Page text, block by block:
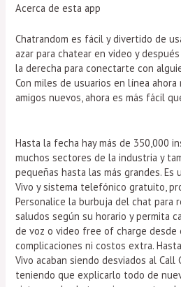
Acerca de esta app
Chatrandom es fácil y divertido de
azar para chatear en video y
la derecha para conectarte con
Con miles de usuarios en línea
amigos nuevos, ahora es más fácil
Hasta la fecha hay más de 350,000
muchos sectores de la industria y
pequeñas hasta las más grandes. Es
Vivo y sistema telefónico gratuito,
Personalice la burbuja del chat para
saludos según su horario y permita
de voz o video free of charge desde
complicaciones ni costos extra.
Vivo acaban siendo desviados al
teniendo que explicarlo todo de